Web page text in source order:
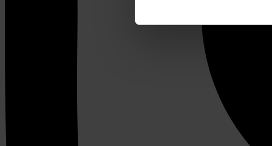
We gebruiken cookies om
websiteverkeer te
media, adverteren en
verstrekt of die ze hebben